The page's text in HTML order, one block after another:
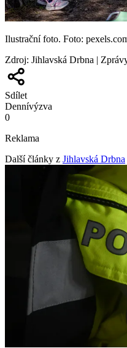
Ilustrační foto. Foto:
Zdroj: Jihlavská Drbna |
Sdílet
Dennívýzva
0
Reklama
Další články z Jihlavská Drbna